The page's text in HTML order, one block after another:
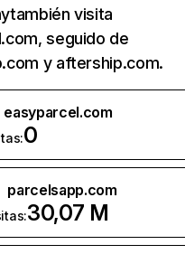
visita
seguido de
y aftership.com.
easyparcel.com
0
parcelsapp.com
30,07 M